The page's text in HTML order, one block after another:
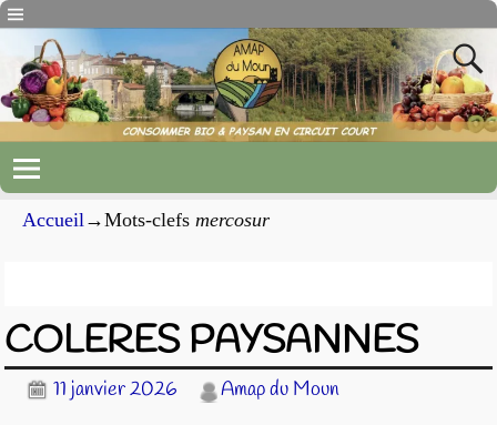
Accueil→Mots-clefs mercosur
COLERES PAYSANNES
11 janvier 2026
Amap du Moun